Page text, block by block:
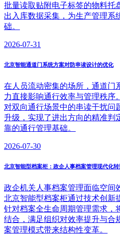
批量读取贴附电子标签的物料托
出入库数据采集，为生产管理系
础。
2026-07-31
北京智能通道门系统方案对防串读设计的优化
在人员流动密集的场所，通道门
力直接影响通行效率与管理秩序
对双向通行场景中的串读干扰问
升级，实现了进出方向的精准判
靠的通行管理基础。
2026-07-30
北京智能型档案柜：政企人事档案管理现代化转
政企机关人事档案管理面临空间
北京智能型档案柜通过技术创新
针对档案全生命周期管理需求，
结合，满足组织对效率提升与合
案管理模式带来结构性变革。